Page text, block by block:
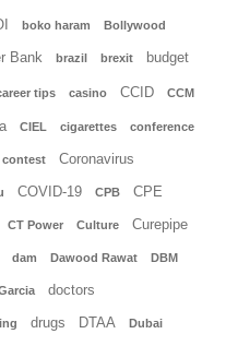
boko haram Bollywood
Bank brazil brexit budget
tips casino CCID CCM
CIEL cigarettes conference
contest Coronavirus
COVID-19 CPB CPE
CT Power Culture Curepipe
dam Dawood Rawat DBM
doctors
drugs DTAA Dubai